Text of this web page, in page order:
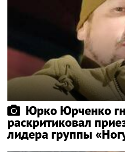
Юрко Юрченко
раскритиковал
лидера группы